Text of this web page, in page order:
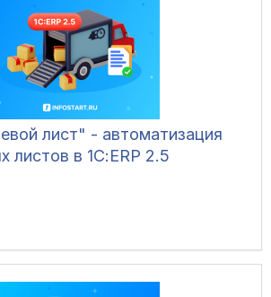
лист" - автоматизация
листов в 1С:ERP 2.5